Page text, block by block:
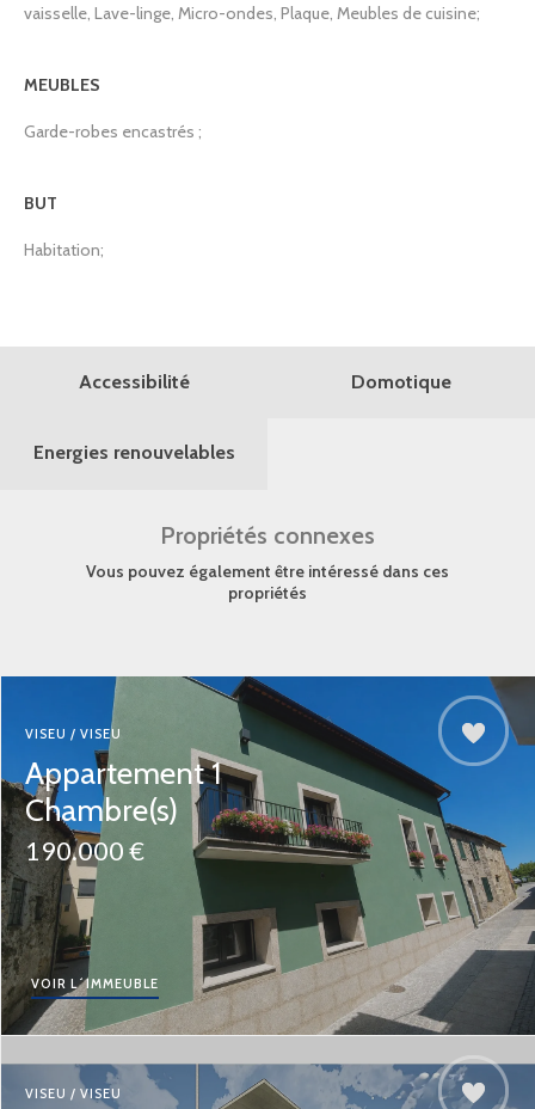
vaisselle, Lave-linge, Micro-ondes, Plaque, Meubles de cuisine;
MEUBLES
Garde-robes encastrés ;
BUT
Habitation;
Accessibilité Domotique
Energies renouvelables
Propriétés connexes
Vous pouvez également être intéressé dans ces
propriétés
VISEU / VISEU
Appartement 1
Chambre(s)
190.000 €
VOIR L´IMMEUBLE
VISEU / VISEU